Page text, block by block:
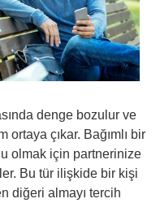
denge bozulur ve
ortaya çıkar. Bağımlı bir
olmak için partnerinize
Bu tür ilişkide bir kişi
diğeri almayı tercih